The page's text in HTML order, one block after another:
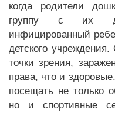
когда родители
группу с их
инфицированный
детского
точки зрения,
права, что и
посещать не только
но и спортивные